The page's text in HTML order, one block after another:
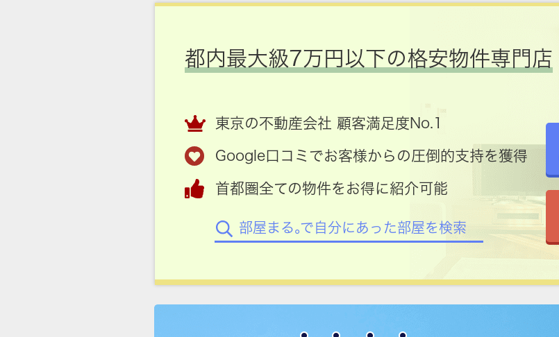
都内最大級7万円以下の格安物件専門店
東京の不動産会社 顧客満足度No.1
Google口コミでお客様からの圧倒的支持を獲得
首都圏全ての物件をお得に紹介可能
部屋まる。で自分にあった部屋を検索